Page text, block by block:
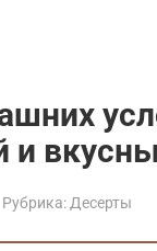
и
Рубрика: Десерты